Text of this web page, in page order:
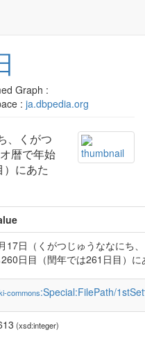
Graph :
: ja.dbpedia.org
、くがつ
暦で年始
にあた
17日（くがつじゅうななにち
260日目（閏年では261日目）
commons:Special:FilePath/
(xsd:integer)